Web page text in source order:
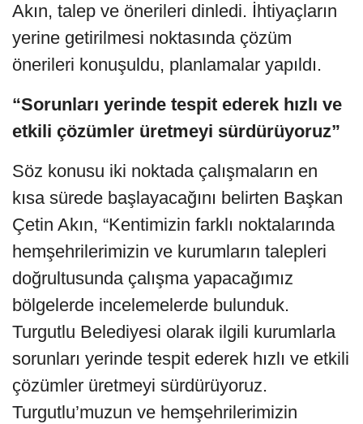
Akın, talep ve önerileri dinledi. İhtiyaçların
yerine getirilmesi noktasında çözüm
önerileri konuşuldu, planlamalar yapıldı.
“Sorunları yerinde tespit ederek hızlı ve
etkili çözümler üretmeyi sürdürüyoruz”
Söz konusu iki noktada çalışmaların en
kısa sürede başlayacağını belirten Başkan
Çetin Akın, “Kentimizin farklı noktalarında
hemşehrilerimizin ve kurumların talepleri
doğrultusunda çalışma yapacağımız
bölgelerde incelemelerde bulunduk.
Turgutlu Belediyesi olarak ilgili kurumlarla
sorunları yerinde tespit ederek hızlı ve etkili
çözümler üretmeyi sürdürüyoruz.
Turgutlu’muzun ve hemşehrilerimizin